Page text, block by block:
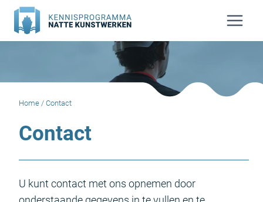
Doorgaan
naar
inhoud
Home / Contact
Contact
U kunt contact met ons opnemen door